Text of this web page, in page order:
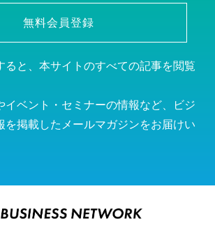
無料会員登録
ると、本サイトのすべての記事を閲覧
イベント・セミナーの情報など、ビジ
を掲載したメールマガジンをお届けい